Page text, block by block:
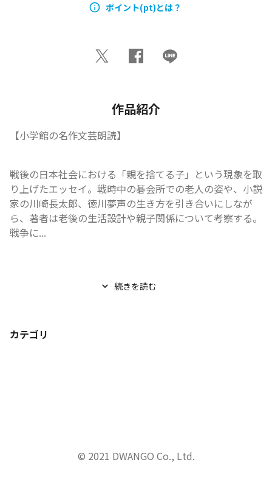
ポイント(pt)とは？
作品紹介
【小学館の名作文芸朗読】
戦後の日本社会における「親を捨てる子」という現象を取
り上げたエッセイ。戦時中の碁会所での老人の姿や、小説
家の川崎長太郎、徳川夢声の生き方を引き合いにしなが
ら、著者は老後の生活設計や親子関係について考察する。
戦争に...
続きを読む
カテゴリ
© 2021 DWANGO Co., Ltd.